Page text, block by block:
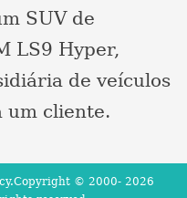
SUV de
LS9 Hyper,
de veículos
um cliente.
© 2000- 2026